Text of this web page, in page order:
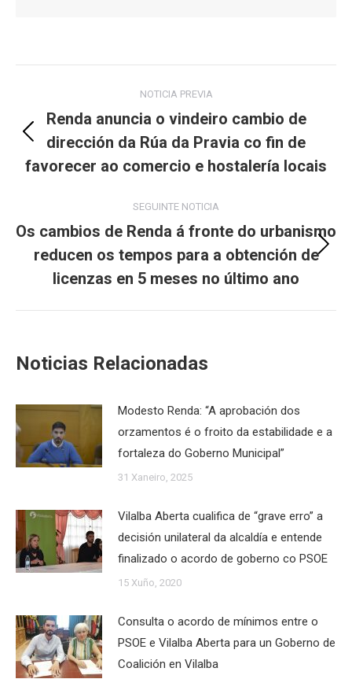
navigation
NOTICIA PREVIA
Previous
post:
Renda anuncia o vindeiro cambio de
dirección da Rúa da Pravia co fin de
favorecer ao comercio e hostalería locais
SEGUINTE NOTICIA
Next
post:
Os cambios de Renda á fronte do urbanismo
reducen os tempos para a obtención de
licenzas en 5 meses no último ano
Noticias Relacionadas
Modesto Renda: “A aprobación dos
orzamentos é o froito da estabilidade e a
fortaleza do Goberno Municipal”
31 Xaneiro, 2025
Vilalba Aberta cualifica de “grave erro” a
decisión unilateral da alcaldía e entende
finalizado o acordo de goberno co PSOE
15 Xuño, 2020
Consulta o acordo de mínimos entre o
PSOE e Vilalba Aberta para un Goberno de
Coalición en Vilalba